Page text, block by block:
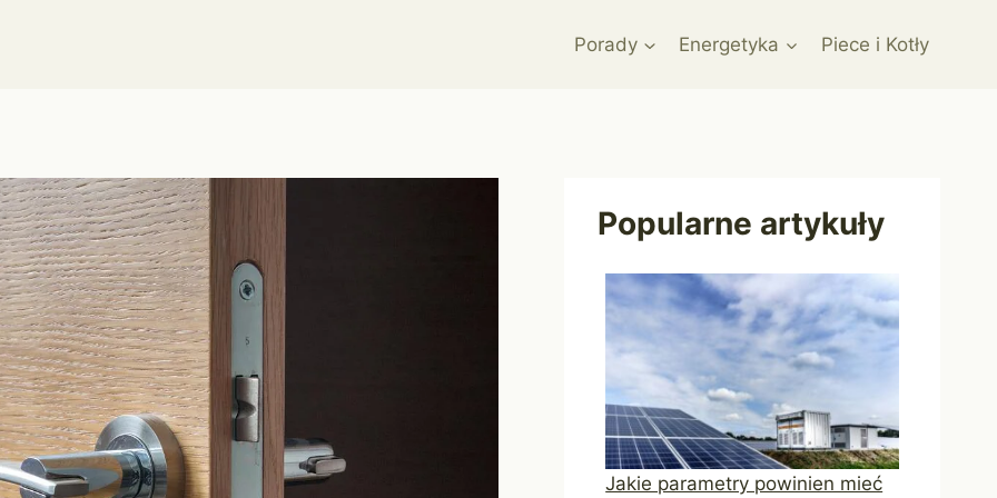
Porady Energetyka Piece i Kotły
Popularne artykuły
Jakie parametry powinien mieć